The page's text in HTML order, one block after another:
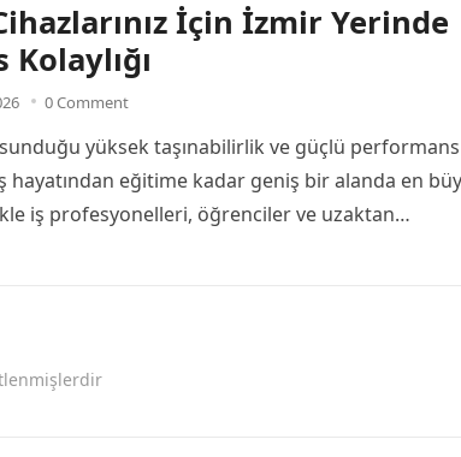
İçin İzmir Yerinde
0 Comment
yüksek taşınabilirlik ve güçlü performans
hayatından eğitime kadar geniş bir alanda en
iş profesyonelleri, öğrenciler ve uzaktan